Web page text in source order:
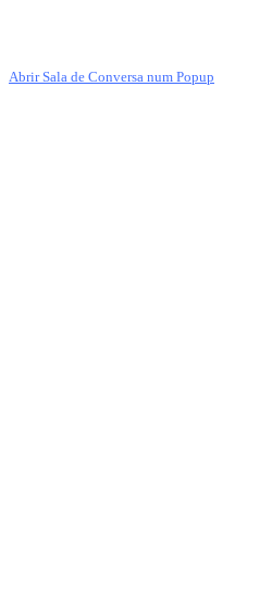
Abrir Sala de Conversa num Popup